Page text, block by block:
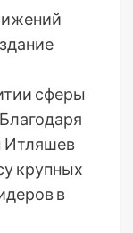
сферы
Итляшев
крупных
в